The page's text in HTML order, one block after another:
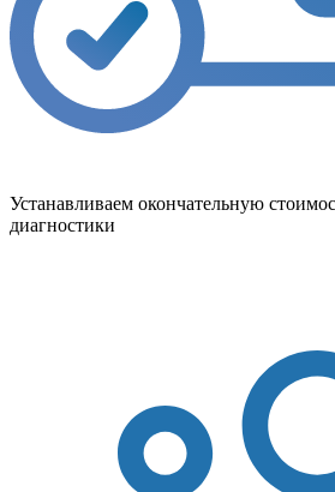
Устанавливаем окончательную
диагностики